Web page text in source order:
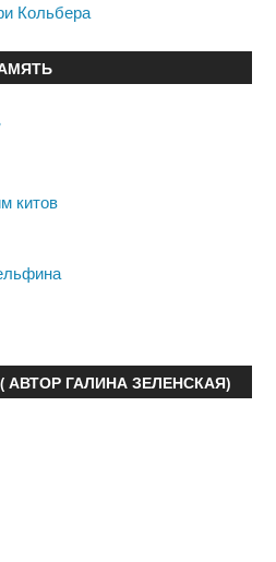
Кольбера
китов
ГАЛИНА ЗЕЛЕНСКАЯ)